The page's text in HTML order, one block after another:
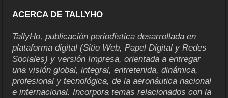
ACERCA DE TALLYHO
TallyHo, publicación periodística desarrollada en
plataforma digital (Sitio Web, Papel Digital y Redes
Sociales) y versión Impresa, orientada a entregar
una visión global, integral, entretenida, dinámica,
profesional y tecnológica, de la aeronáutica nacional
e internacional. Incorpora temas relacionados con la